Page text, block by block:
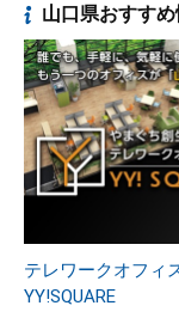
山口県おすす
テレワークオフィ
YY!SQUARE